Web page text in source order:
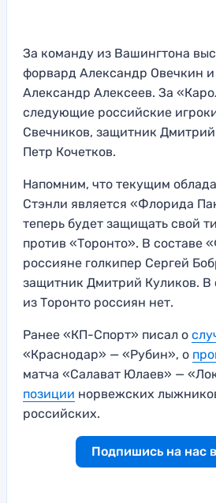
За команду из Вашингтона
форвард Александр Овечкин
Александр Алексеев. За
следующие российские
Свечников, защитник
Петр Кочетков.
Напомним, что текущим
Стэнли является «Флорида
теперь будет защищать свой
против «Торонто». В составе
россияне голкипер Сергей
защитник Дмитрий Куликов. В
из Торонто россиян нет.
Ранее «КП-Спорт» писал о
«Краснодар» — «Рубин», о
матча «Салават Юлаев» —
позиции норвежских
российских.
Подпишись на нас